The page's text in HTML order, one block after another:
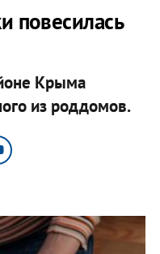
повесилась
Крыма
из роддомов.